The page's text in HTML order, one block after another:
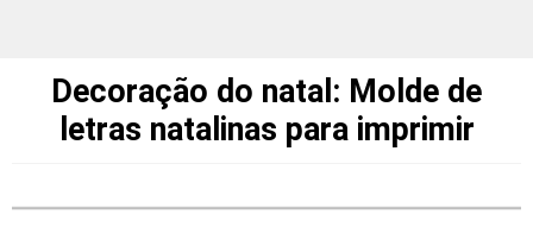
Decoração do natal: Molde de
letras natalinas para imprimir